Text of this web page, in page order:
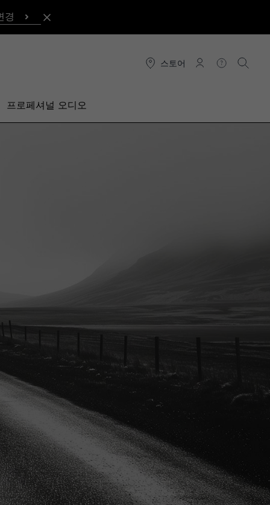
경
스토어
연결 도움말검색
프로페셔널 오디오